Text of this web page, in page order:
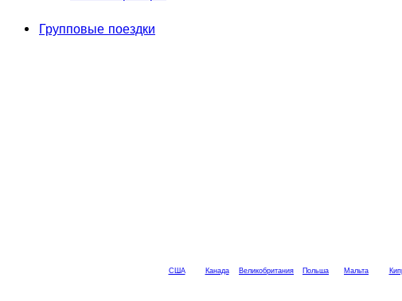
Групповые поездки
США Канада Великобритания Польша Мальта